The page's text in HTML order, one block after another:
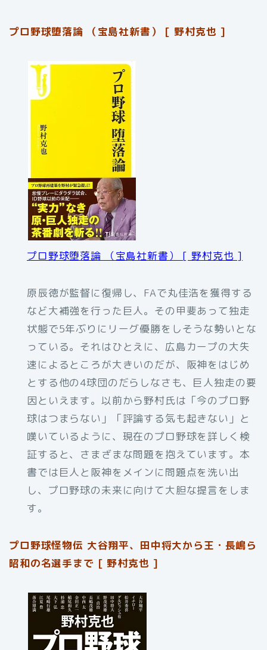
プロ野球堕落論 （宝島社新書） [ 野村克也 ]
プロ野球堕落論 （宝島社新書） [ 野村克也 ]
原辰徳が監督に復帰し、FAで丸佳浩を獲得する
など大補強を行った巨人。その甲斐あって独走
状態で5年ぶりにリーグ優勝をしそうな勢いとな
っている。それはひとえに、広島カープの大失
速によるところが大きいのだが、阪神をはじめ
とする他の4球団のだらしなさも、巨人独走の要
因といえます。以前から野村氏は「今のプロ野
球はつまらない」「評論する気も起きない」と
嘆いているように、現在のプロ野球を詳しく検
証すると、さまざまな問題を抱えています。本
書では巨人と阪神をメインに問題点を洗い出
し、プロ野球の未来に向けて大胆な提言をしま
す。
プロ野球怪物伝 大谷翔平、田中将大から王・長嶋ら
昭和の名選手まで [ 野村克也 ]